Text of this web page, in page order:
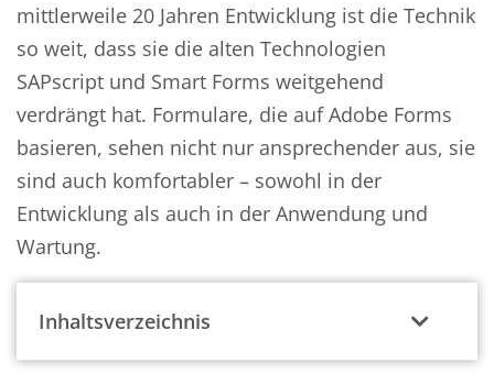
mittlerweile 20 Jahren Entwicklung ist die Technik
so weit, dass sie die alten Technologien
SAPscript und Smart Forms weitgehend
verdrängt hat. Formulare, die auf Adobe Forms
basieren, sehen nicht nur ansprechender aus, sie
sind auch komfortabler – sowohl in der
Entwicklung als auch in der Anwendung und
Wartung.
Inhaltsverzeichnis